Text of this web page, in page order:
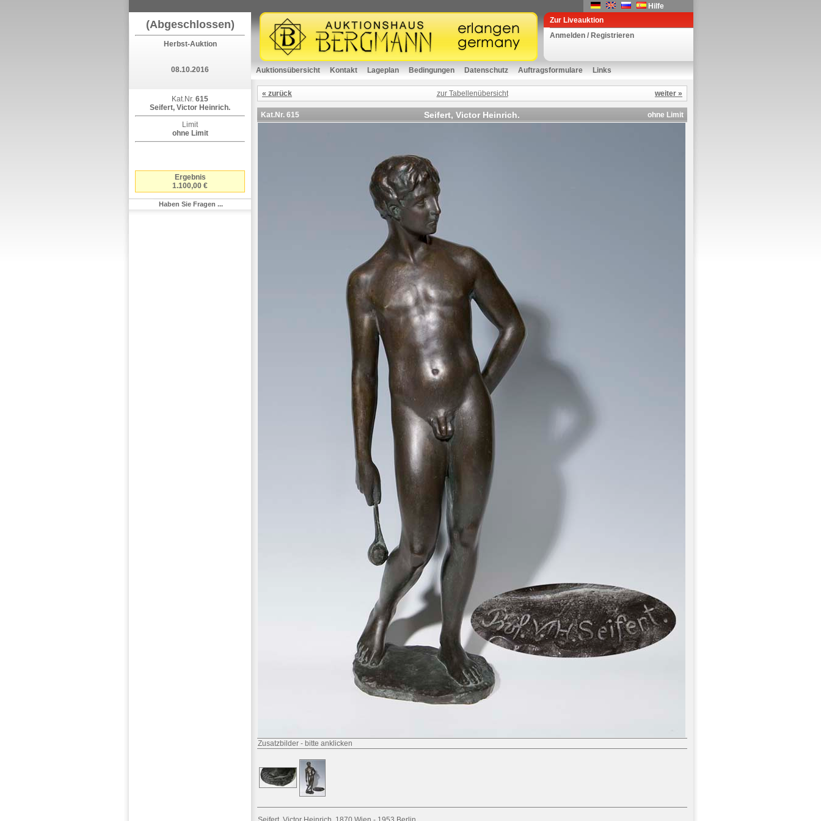
Hilfe
(Abgeschlossen)
Herbst-Auktion
08.10.2016
Kat.Nr. 615
Seifert, Victor Heinrich.
Limit
ohne Limit
Ergebnis
1.100,00 €
Haben Sie Fragen ...
Zur Liveauktion
Anmelden / Registrieren
Auktionsübersicht Kontakt Lageplan Bedingungen Datenschutz Auftragsformulare Links
« zurück zur Tabellenübersicht weiter »
Kat.Nr. 615 Seifert, Victor Heinrich. ohne Limit
Zusatzbilder - bitte anklicken